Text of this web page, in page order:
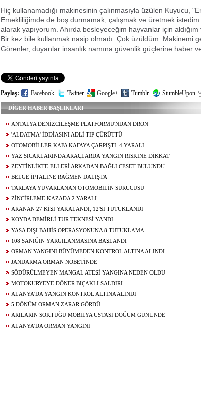
Hiç kullanamadığı makinesinin çalınmasıyla üzülen Kuyucu,
Emekliliğimde de boş durmamak, çalışmak ve üretmek
alarak yapıyorum. Ahırda besleyeceğim hayvanlar için aldığım
Bir kez bile kullanmak nasip olmadı. Çok üzüldüm. Makinemi
Görenler, duyanlar insanlık namına güvenlik güçlerine haber
Paylaş: Facebook Twitter Google+ Tumblr StumbleUpon
DİĞER HABER BAŞLIKLARI
ANTALYA DENİZCİLEŞME PLATFORMU'NDAN DRON
SALDIRISINA KINAMA
'ALDATMA' İDDİASINI ADLİ TIP ÇÜRÜTTÜ
OTOMOBİLLER KAFA KAFAYA ÇARPIŞTI: 4 YARALI
YAZ SICAKLARINDA ARAÇLARDA YANGIN RİSKİNE DİKKAT
ZEYTİNLİKTE ELLERİ ARKADAN BAĞLI CESET BULUNDU
BELGE İPTALİNE RAĞMEN DALIŞTA
TARLAYA YUVARLANAN OTOMOBİLİN SÜRÜCÜSÜ
YARALANDI
ZİNCİRLEME KAZADA 2 YARALI
ARANAN 27 KİŞİ YAKALANDI, 12'Sİ TUTUKLANDI
KOYDA DEMİRLİ TUR TEKNESİ YANDI
YASA DIŞI BAHİS OPERASYONUNA 8 TUTUKLAMA
108 SANIĞIN YARGILANMASINA BAŞLANDI
ORMAN YANGINI BÜYÜMEDEN KONTROL ALTINA ALINDI
JANDARMA ORMAN NÖBETİNDE
SÖDÜRÜLMEYEN MANGAL ATEŞİ YANGINA NEDEN OLDU
MOTOKURYEYE DÖNER BIÇAKLI SALDIRI
ALANYA'DA YANGIN KONTROL ALTINA ALINDI
5 DÖNÜM ORMAN ZARAR GÖRDÜ
ARILARIN SOKTUĞU MOBİLYA USTASI DOĞUM GÜNÜNDE
ÖLDÜALANYA'DA ORMAN YANGINI